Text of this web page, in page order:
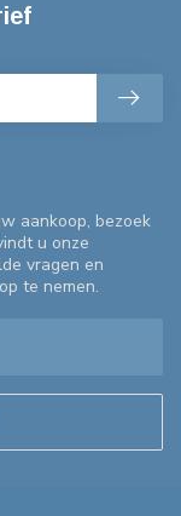
aankoop, bezoek
u onze
vragen en
te nemen.